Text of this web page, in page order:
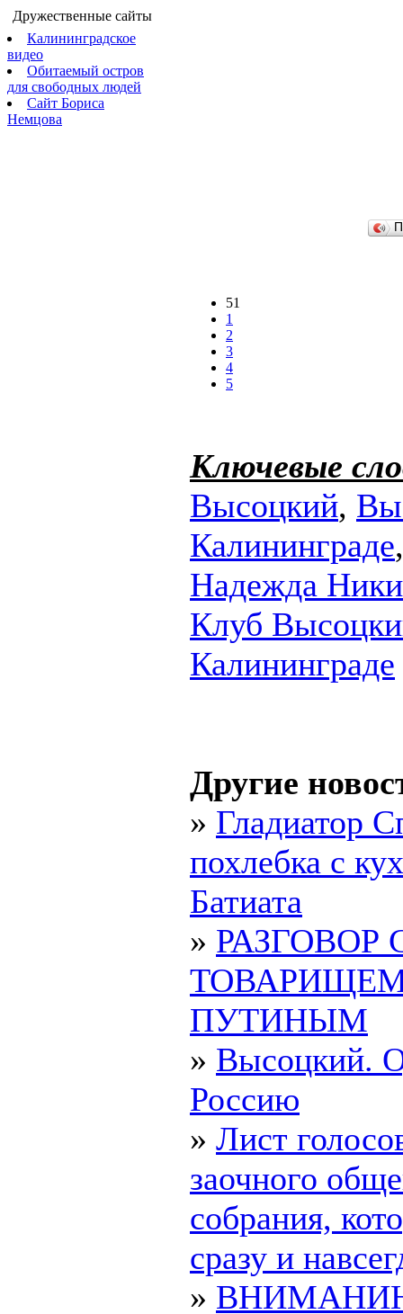
Дружественные сайты
Калининградское
видео
Обитаемый остров
для свободных людей
Сайт Бориса
Немцова
51
1
2
3
4
5
Ключевые
Высоцкий,
Калининграде
Надежда
Клуб
Калининграде
Другие
» Гладиатор
похлебка с
Батиата
» РАЗГОВОР
ПУТИНЫМ
» Высоцкий.
Россию
» Лист
заочного
собрания,
сразу и
»